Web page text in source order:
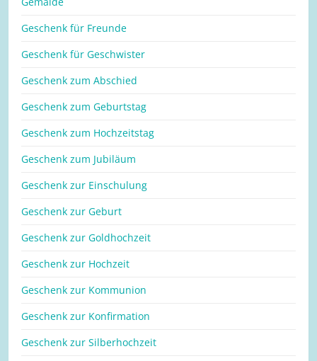
Geschenk für Freunde
Geschenk für Geschwister
Geschenk zum Abschied
Geschenk zum Geburtstag
Geschenk zum Hochzeitstag
Geschenk zum Jubiläum
Geschenk zur Einschulung
Geschenk zur Geburt
Geschenk zur Goldhochzeit
Geschenk zur Hochzeit
Geschenk zur Kommunion
Geschenk zur Konfirmation
Geschenk zur Silberhochzeit